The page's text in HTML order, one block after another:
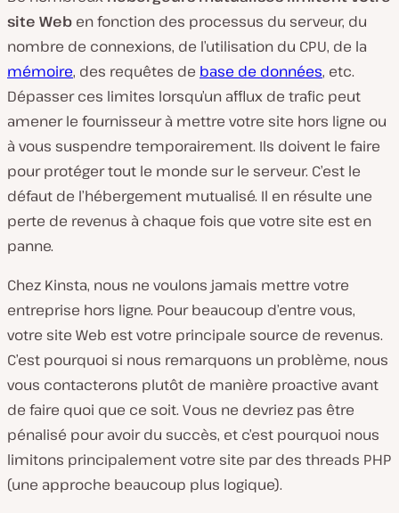
site Web en fonction des processus du serveur, du
nombre de connexions, de l’utilisation du CPU, de la
mémoire, des requêtes de base de données, etc.
Dépasser ces limites lorsqu’un afflux de trafic peut
amener le fournisseur à mettre votre site hors ligne ou
à vous suspendre temporairement. Ils doivent le faire
pour protéger tout le monde sur le serveur. C’est le
défaut de l’hébergement mutualisé. Il en résulte une
perte de revenus à chaque fois que votre site est en
panne.
Chez Kinsta, nous ne voulons jamais mettre votre
entreprise hors ligne. Pour beaucoup d’entre vous,
votre site Web est votre principale source de revenus.
C’est pourquoi si nous remarquons un problème, nous
vous contacterons plutôt de manière proactive avant
de faire quoi que ce soit. Vous ne devriez pas être
pénalisé pour avoir du succès, et c’est pourquoi nous
limitons principalement votre site par des threads PHP
(une approche beaucoup plus logique).